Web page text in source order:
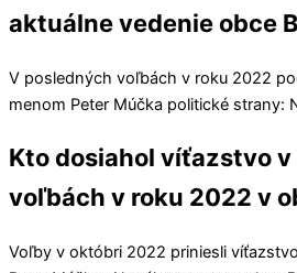
aktuálne vedenie obce
V posledných voľbách v roku 2022
menom Peter Múčka politické strany:
Kto dosiahol víťazstvo
voľbách v roku 2022 v
Voľby v októbri 2022 priniesli